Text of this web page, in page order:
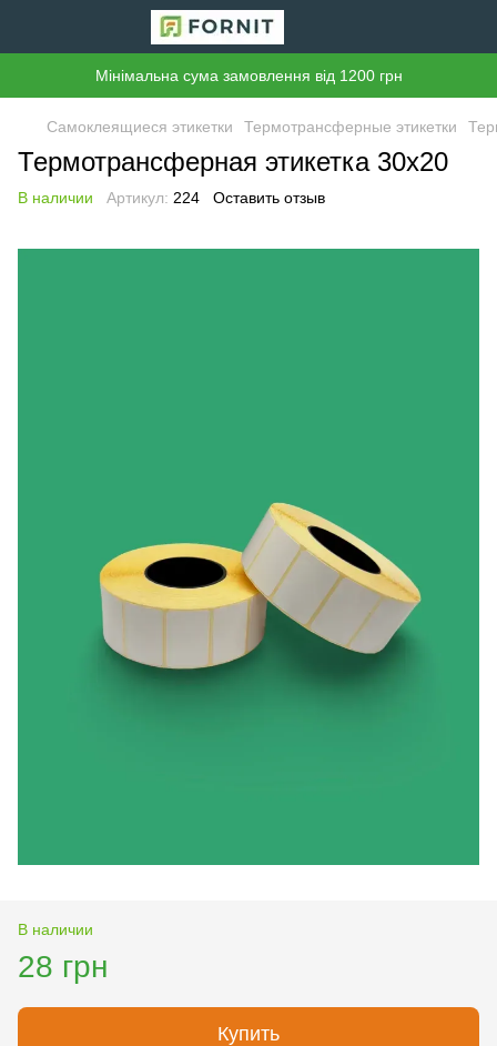
Мінімальна сума замовлення від 1200 грн
Самоклеящиеся этикетки Термотрансферные этикетки
Термотрансферная этикетка 30х20
В наличии Артикул: 224 Оставить отзыв
В наличии
28 грн
Купить